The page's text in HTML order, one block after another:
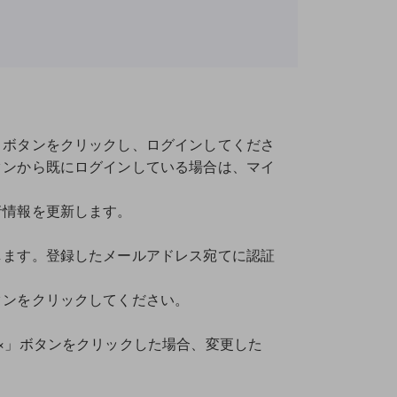
タンをクリックし、ログインしてくださ
から既にログインしている場合は、マイ
報を更新します。
す。登録したメールアドレス宛てに認証
クリックしてください。
タンをクリックした場合、変更した